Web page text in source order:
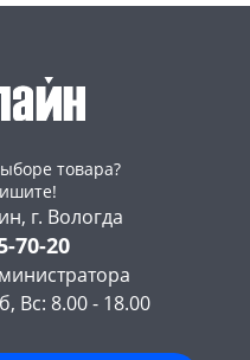
товара?
г. Вологда
70-20
Вс: 8.00 - 18.00